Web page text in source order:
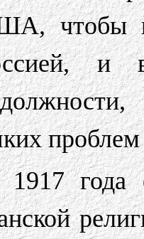
чтобы
проблем
1917